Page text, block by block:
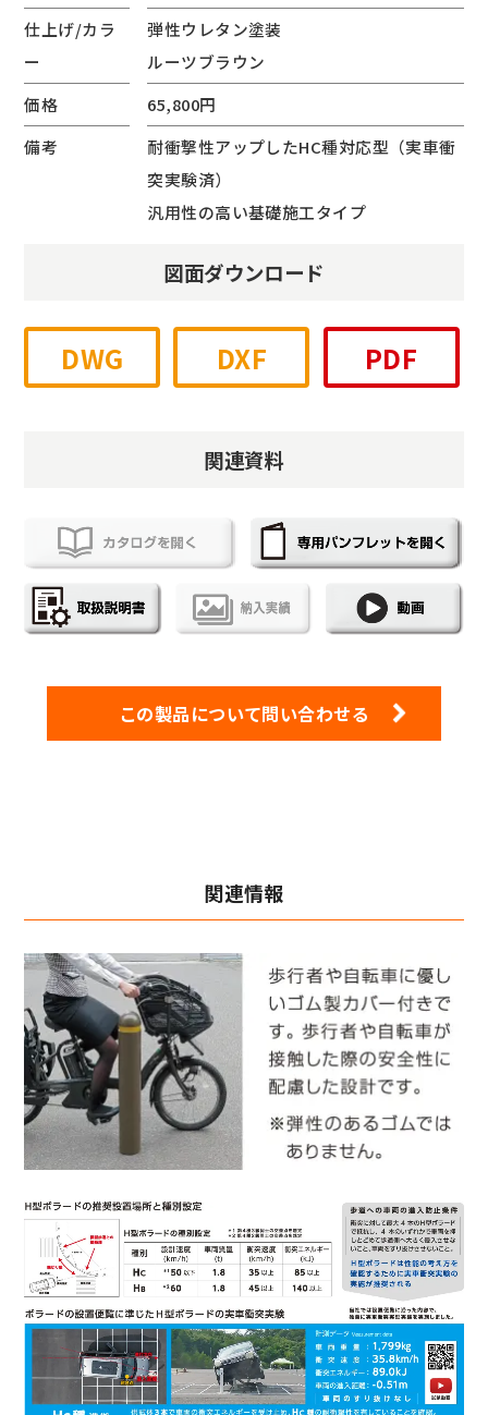
仕上げ/カラ
ー
弾性ウレタン塗装
ルーツブラウン
価格
65,800円
備考
耐衝撃性アップしたHC種対応型（実車衝
突実験済）
汎用性の高い基礎施工タイプ
図面ダウンロード
DWG DXF PDF
関連資料
この製品について問い合わせる
関連情報